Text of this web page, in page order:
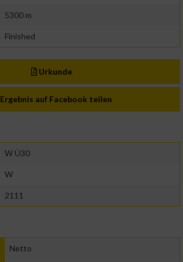
5300 m
Finished
Urkunde
Ergebnis auf Facebook teilen
W Ü30
W
2111
Netto